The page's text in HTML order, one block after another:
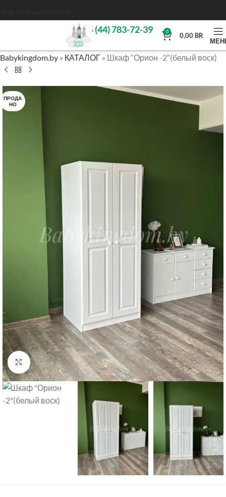
+375 (44) 783-72-39 0 0,00 BR
Babykingdom.by » КАТАЛОГ » Шкаф “Орион -2″(белый воск)
ПРОДА
НО
Нажмите, чтобы увеличить